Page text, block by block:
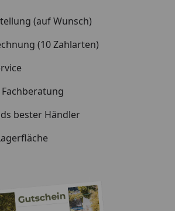
(auf Wunsch)
(10 Zahlarten)
bester Händler